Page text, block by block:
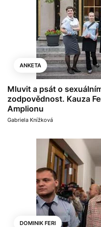
ANKETA
Mluvit a psát o
zodpovědnost. Kauza
Amplionu
Gabriela Knížková
DOMINIK FERI